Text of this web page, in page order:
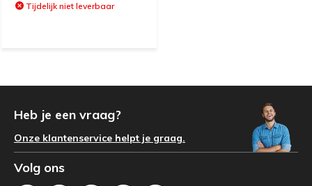
Tijdelijk niet leverbaar
Heb je een vraag?
Onze klantenservice helpt je graag.
Volg ons